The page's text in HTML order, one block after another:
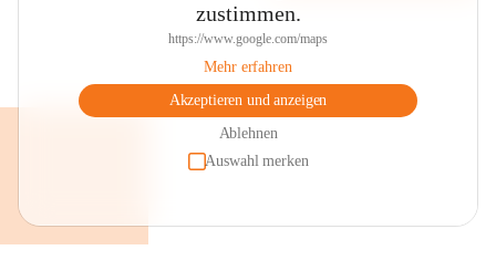
zustimmen.
https://www.google.com/maps
Mehr erfahren
Akzeptieren und anzeigen
Ablehnen
Auswahl merken